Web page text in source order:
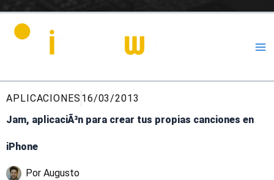
APLICACIONES 16/03/2013
Jam, aplicaciÃ³n para crear tus propias canciones en
iPhone
Por Augusto